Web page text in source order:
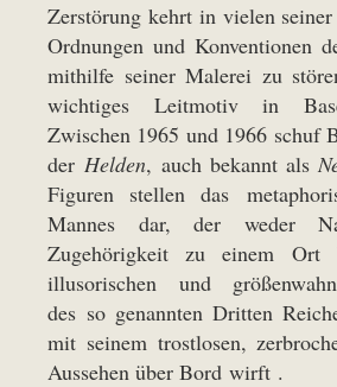
Zerstörung kehrt in vielen
Ordnungen und Konventionen
mithilfe seiner Malerei zu
wichtiges Leitmotiv in
Zwischen 1965 und 1966 schuf
derHelden, auch bekannt als
Figuren stellen das
Mannes dar, der weder
Zugehörigkeit zu einem Ort
illusorischen und
des so genannten Dritten
mit seinem trostlosen,
Aussehen über Bord wirft .